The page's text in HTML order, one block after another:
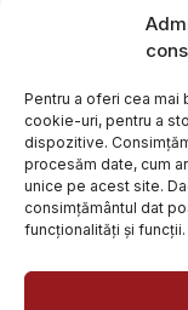
Pentru a oferi cea mai
cookie-uri, pentru a
dispozitive.
procesăm date, cum
unice pe acest site.
consimțământul dat
funcționalități și funcții.
@ Librăria